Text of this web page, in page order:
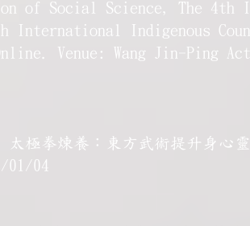
of Social Science, The 4th
International Indigenous
Venue: Wang Jin-Ping
極拳煉養：東方武術提升身心
01/04